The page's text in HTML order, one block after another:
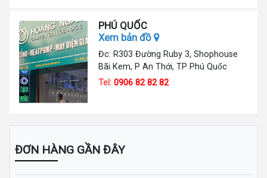
PHÚ QUỐC
Xem bản đồ
Đc: R303 Đường Ruby 3, Shophouse
Bãi Kem, P An Thới, TP Phú Quốc
Tel:0906 82 82 82
ĐƠN HÀNG GẦN ĐÂY